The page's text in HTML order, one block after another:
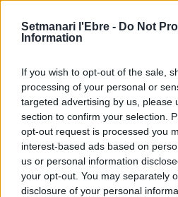
Setmanari l'Ebre - Do Not
Information
If you wish to opt-out of the sale,
processing of your personal or
targeted advertising by us, please
section to confirm your selection.
opt-out request is processed you
interest-based ads based on
us or personal information
your opt-out. You may separately
disclosure of your personal
Comentari: